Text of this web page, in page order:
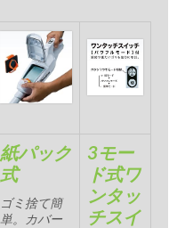
紙パック
式
ゴミ捨て簡
単。カバー
3モー
ド式ワ
ンタッ
チスイ